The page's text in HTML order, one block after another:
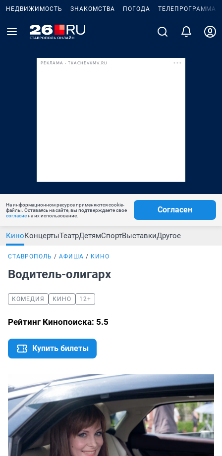
НЕДВИЖИМОСТЬ ЗНАКОМСТВА ПОГОДА ТЕЛЕПРОГРАММА
РЕКЛАМА • TKACHEVKMV.RU
На информационном ресурсе применяются cookie-
файлы. Оставаясь на сайте, вы подтверждаете свое
согласиена их использование.
Согласен
КиноКонцертыТеатрДетямСпортВыставкиДругое
СТАВРОПОЛЬ АФИША КИНО
Водитель-олигарх
КОМЕДИЯ КИНО 12+
Рейтинг Кинопоиска: 5.5
Купить билеты